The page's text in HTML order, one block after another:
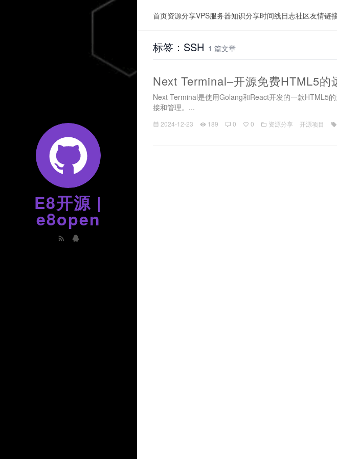
E8开源 |
e8open
首页资源分享VPS服务器知识分享时间线日志社区友情链
标签：SSH 1 篇文章
Next Terminal–开源免费HTML5
Next Terminal是使用Golang和React开发的一款HTML5
接和管理。...
2024-12-23 189 0 0 资源分享 开源项目